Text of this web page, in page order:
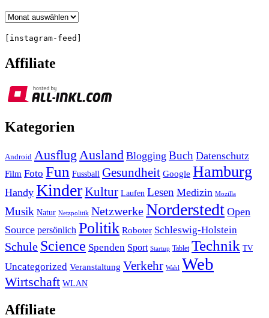
Archiv
[instagram-feed]
Affiliate
Kategorien
Android Ausflug Ausland Blogging Buch Datenschutz
Film Foto Fun Fussball Gesundheit Google Hamburg
Handy KinderKultur Laufen Lesen Medizin Mozilla
Musik Natur Netzpolitik NetzwerkeNorderstedt Open
Source persönlich Politik Roboter Schleswig-Holstein
Schule Science Spenden Sport Startup Tablet Technik TV
Uncategorized Veranstaltung Verkehr Wahl Web
Wirtschaft WLAN
Affiliate